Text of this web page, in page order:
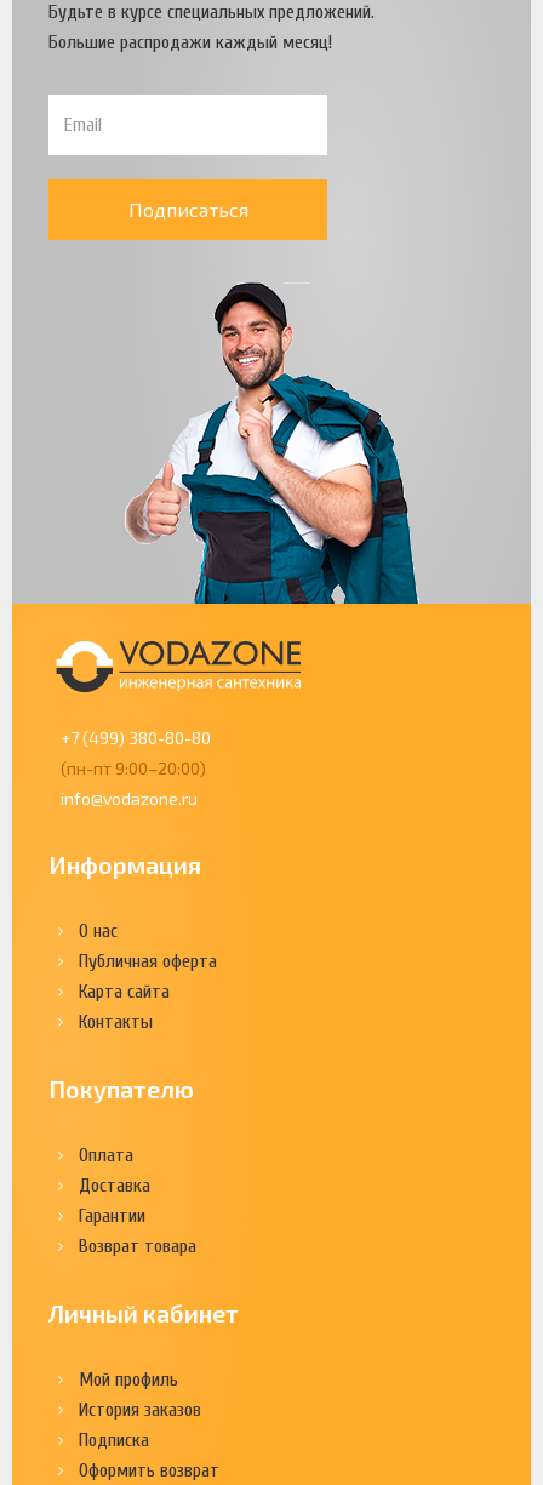
Будьте в курсе специальных предложений.
Большие распродажи каждый месяц!
Подписаться
+7 (499) 380-80-80
(пн-пт 9:00–20:00)
info@vodazone.ru
Информация
О нас
Публичная оферта
Карта сайта
Контакты
Покупателю
Оплата
Доставка
Гарантии
Возврат товара
Личный кабинет
Мой профиль
История заказов
Подписка
Оформить возврат